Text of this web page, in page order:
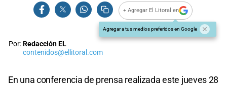
+ Agregar El Litoral en
Agregar a tus medios preferidos en Google
Por:Redacción EL
contenidos@ellitoral.com
En una conferencia de prensa realizada este jueves 28